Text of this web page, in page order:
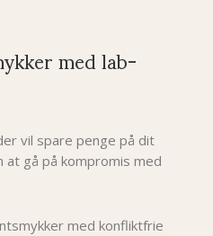
med lab-
vil spare penge på dit
gå på kompromis med
med konfliktfrie